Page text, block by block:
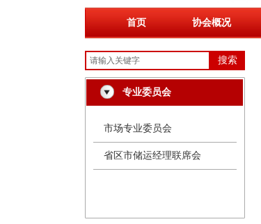
首页 协会概况
搜索
专业委员会
市场专业委员会
省区市储运经理联席会